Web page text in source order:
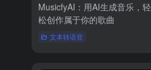
MusicfyAI：用AI生成音乐，轻
松创作属于你的歌曲
文本转语音